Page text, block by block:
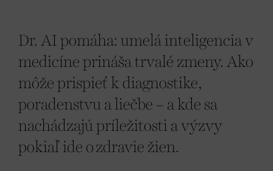
Dr. AI pomáha: umelá inteligencia v
medicíne prináša trvalé zmeny. Ako
môže prispieť k diagnostike,
poradenstvu a liečbe – a kde sa
nachádzajú príležitosti a výzvy
pokiaľ ide o zdravie žien.